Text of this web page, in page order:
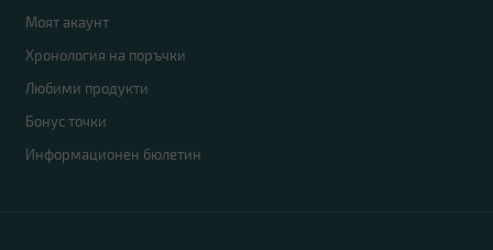
Моят акаунт
Хронология на поръчки
Любими продукти
Бонус точки
Информационен бюлетин